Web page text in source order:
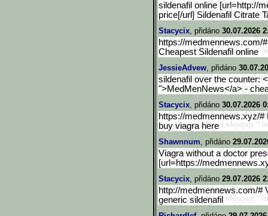
sildenafil online [url=http://
price[/url] Sildenafil Citrate
Stacycix, přidáno 30.07.2026
https://medmennews.com/
Cheapest Sildenafil online
JessieAdvew, přidáno
sildenafil over the counter:
">MedMenNews</a> -
Stacycix, přidáno 30.07.2026
https://medmennews.xyz/#
buy viagra here
Shawnnum, přidáno
Viagra without a doctor
[url=https://
Stacycix, přidáno 29.07.2026
http://medmennews.com/#
generic sildenafil